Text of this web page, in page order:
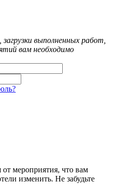
выполненных работ,
вам необходимо
мероприятия, что вам
изменить. Не забудьте